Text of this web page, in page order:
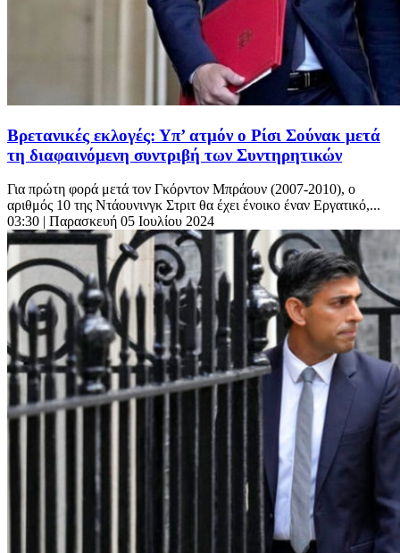
Βρετανικές εκλογές: Υπ’ ατμόν ο Ρίσι Σούνακ μετά
τη διαφαινόμενη συντριβή των Συντηρητικών
Για πρώτη φορά μετά τον Γκόρντον Μπράουν (2007-2010), ο
αριθμός 10 της Ντάουνινγκ Στριτ θα έχει ένοικο έναν Εργατικό,...
03:30 | Παρασκευή 05 Ιουλίου 2024